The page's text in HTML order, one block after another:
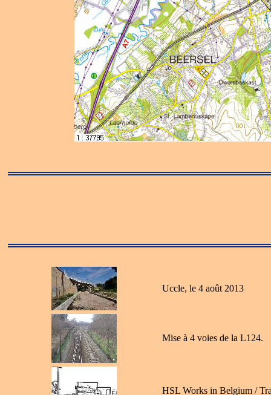
Uccle, le 4 août 2013
Mise à 4 voies de la L124.
HSL Works in Belgium /